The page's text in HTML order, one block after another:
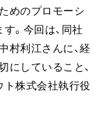
めのプロモーシ
。今回は、同社
村利江さんに、経
していること、
ト株式会社執行役